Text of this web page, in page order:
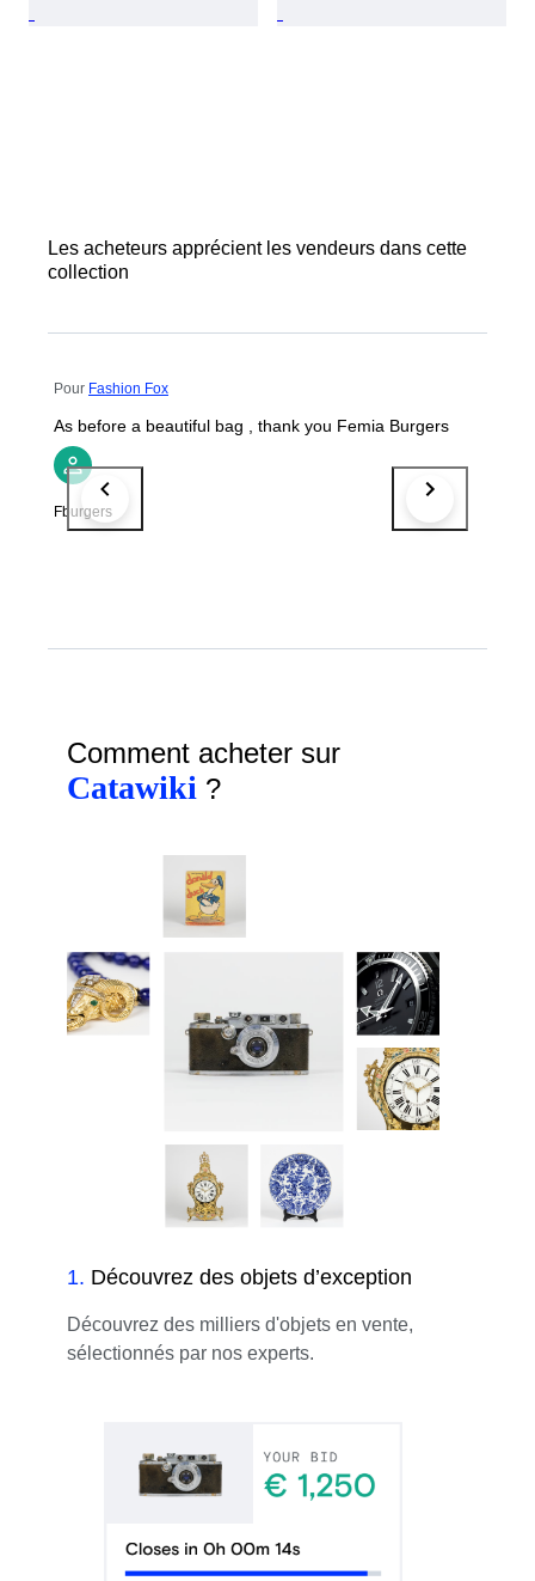
Les acheteurs apprécient les vendeurs dans cette
collection
Pour Fashion Fox
As before a beautiful bag , thank you Femia Burgers
Fburgers
Comment acheter sur
Catawiki ?
1. Découvrez des objets d’exception
Découvrez des milliers d'objets en vente,
sélectionnés par nos experts.